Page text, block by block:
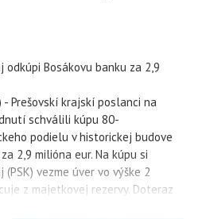
odkúpi Bosákovu banku za 2,9
Prešovskí krajskí poslanci na
schválili kúpu 80-
podielu v historickej budove
2,9 milióna eur. Na kúpu si
(PSK) vezme úver vo výške 2
z majetkovej rezervy. Doteraz